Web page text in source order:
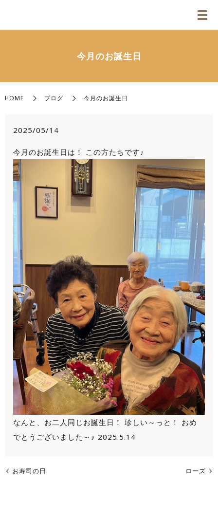
今月のお誕生日
HOME ブログ 今月のお誕生日
2025/05/14
今月のお誕生日は！ この方たちです♪
なんと、お二人同じお誕生日！ 珍しい～っと！ おめ
でとうございました～♪ 2025.5.14
お寿司の日 ローズ